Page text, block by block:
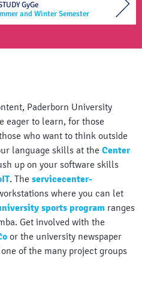
GyGe
and Winter Semester
Paderborn University
eager to learn, for those
who want to think outside
language skills at the Center
up on your software skills
. The servicecenter-
where you can let
sports program ranges
Get involved with the
or the university newspaper
of the many project groups